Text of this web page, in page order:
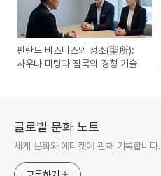
핀란드 비즈니스의 성소(聖所):
사우나 미팅과 침묵의 경청 기술
글로벌 문화 노트
세계 문화와 에티켓에 관해 기록합니다.